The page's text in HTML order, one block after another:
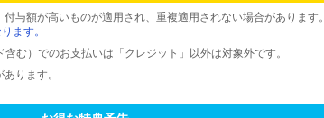
与額が高いものが適用され、重複適用されない場合があります。
ます。
む）でのお支払いは「クレジット」以外は対象外です。
ります。